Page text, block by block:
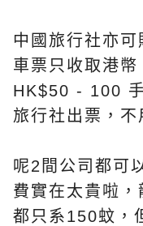
中國旅行社亦可
車票只收取港幣
HK$50 - 100
旅行社出票，不
呢2間公司 都可
費實在太貴啦
都只系150蚊，